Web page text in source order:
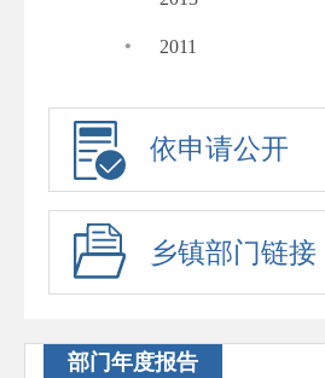
· 2011
依申请公开
乡镇部门链接
部门年度报告